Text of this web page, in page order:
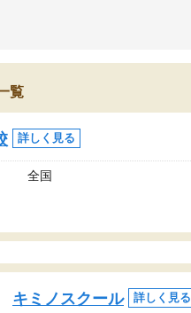
ルを使用した単語帳の共有があ
で出される形でした。
師の方がお辞めになると言う事で
出があり、あまりに短期での変
に通う事にして退会しました。
、授業内容や講師の方は良かっ
覧
詳しく見る
全国
キミノスクール 詳しく見る